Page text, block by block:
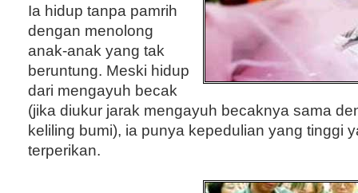
Ia hidup tanpa pamrih
dengan menolong
anak-anak yang tak
beruntung. Meski hidup
dari mengayuh becak
(jika diukur jarak mengayuh becaknya sama
keliling bumi), ia punya kepedulian yang tinggi
terperikan.